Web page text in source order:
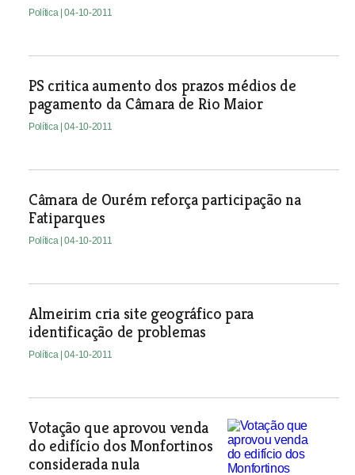
Política | 04-10-2011
PS critica aumento dos prazos médios de
pagamento da Câmara de Rio Maior
Política | 04-10-2011
Câmara de Ourém reforça participação na
Fatiparques
Política | 04-10-2011
Almeirim cria site geográfico para
identificação de problemas
Política | 04-10-2011
Votação que aprovou venda
do edifício dos Monfortinos
considerada nula